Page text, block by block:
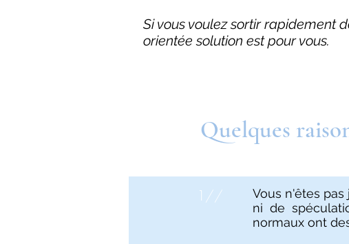
Si vous voulez sortir rapidement
orientée solution est pour vous.
Quelques
1//
Vous n'êtes pas
ni de
normaux ont